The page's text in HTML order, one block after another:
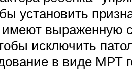
установить
выраженную
исключить
в виде МРТ